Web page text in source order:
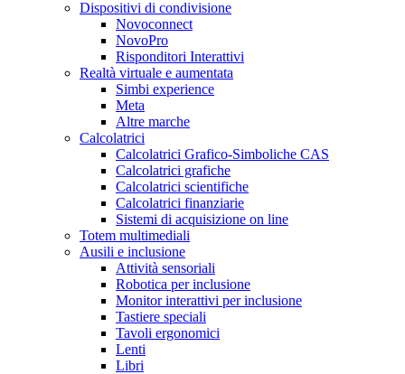
Dispositivi di condivisione
Novoconnect
NovoPro
Risponditori Interattivi
Realtà virtuale e aumentata
Simbi experience
Meta
Altre marche
Calcolatrici
Calcolatrici Grafico-Simboliche CAS
Calcolatrici grafiche
Calcolatrici scientifiche
Calcolatrici finanziarie
Sistemi di acquisizione on line
Totem multimediali
Ausili e inclusione
Attività sensoriali
Robotica per inclusione
Monitor interattivi per inclusione
Tastiere speciali
Tavoli ergonomici
Lenti
Libri